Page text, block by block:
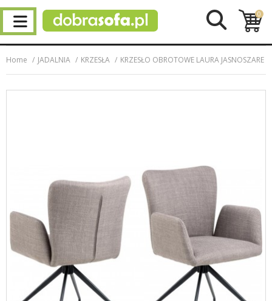
0
Home JADALNIA KRZESŁA KRZESŁO OBROTOWE LAURA JASNOSZARE